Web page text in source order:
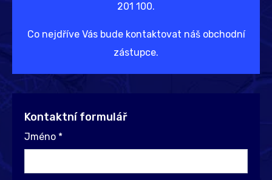
201 100.
Co nejdříve Vás bude kontaktovat náš obchodní
zástupce.
Kontaktní formulář
Jméno *